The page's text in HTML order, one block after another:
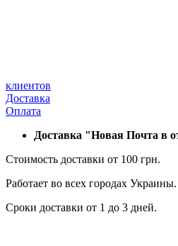
клиентов
Доставка
Оплата
Доставка "Новая Почта в
Стоимость доставки от 100 грн.
Работает во всех городах Украины.
Сроки доставки от 1 до 3 дней.